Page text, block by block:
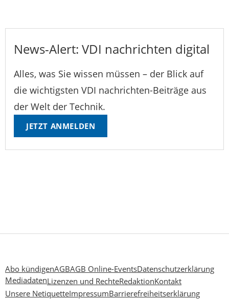
News-Alert: VDI nachrichten digital
Alles, was Sie wissen müssen – der Blick auf
die wichtigsten VDI nachrichten-Beiträge aus
der Welt der Technik.
JETZT ANMELDEN
Abo kündigenAGBAGB Online-EventsDatenschutzerklärung
MediadatenLizenzen und RechteRedaktionKontakt
Unsere NetiquetteImpressumBarrierefreiheitserklärung